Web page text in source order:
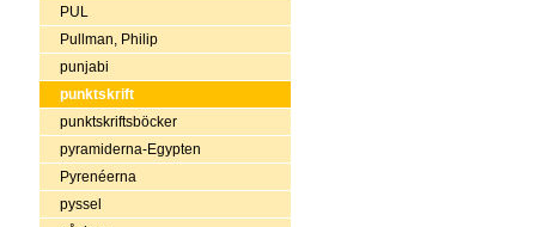
PUL
Pullman, Philip
punjabi
punktskrift
punktskriftsböcker
pyramiderna-Egypten
Pyrenéerna
pyssel